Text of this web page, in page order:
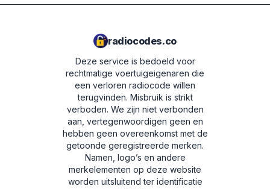
radiocodes.co
Deze service is bedoeld voor
rechtmatige voertuigeigenaren die
een verloren radiocode willen
terugvinden. Misbruik is strikt
verboden. We zijn niet verbonden
aan, vertegenwoordigen geen en
hebben geen overeenkomst met de
getoonde geregistreerde merken.
Namen, logo’s en andere
merkelementen op deze website
worden uitsluitend ter identificatie